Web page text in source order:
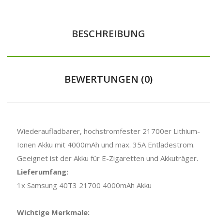
BESCHREIBUNG
BEWERTUNGEN (0)
Wiederaufladbarer, hochstromfester 21700er Lithium-
Ionen Akku mit 4000mAh und max. 35A Entladestrom.
Geeignet ist der Akku für E-Zigaretten und Akkuträger.
Lieferumfang:
1x Samsung 40T3 21700 4000mAh Akku
Wichtige Merkmale: